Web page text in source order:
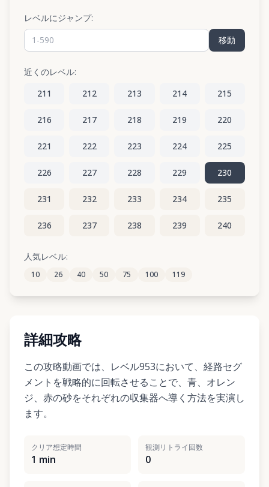
レベルにジャンプ:
移動
近くのレベル:
211
212 213 214 215
216 217 218 219 220
221 222 223 224 225
226 227 228 229 230
231 232 233 234 235
236 237 238 239 240
241
246 247 248 249
人気レベル:
10 26 40 50 75 100 119
詳細攻略
この攻略動画では、レベル953において、経路セグ
メントを戦略的に回転させることで、青、オレン
ジ、赤の砂をそれぞれの収集器へ導く方法を実演し
ます。
クリア想定時間
1 min
観測リトライ回数
0